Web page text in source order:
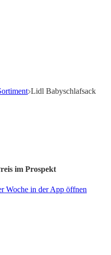
Lidl Babyschlafsack
im Prospekt
Woche in der App öffnen